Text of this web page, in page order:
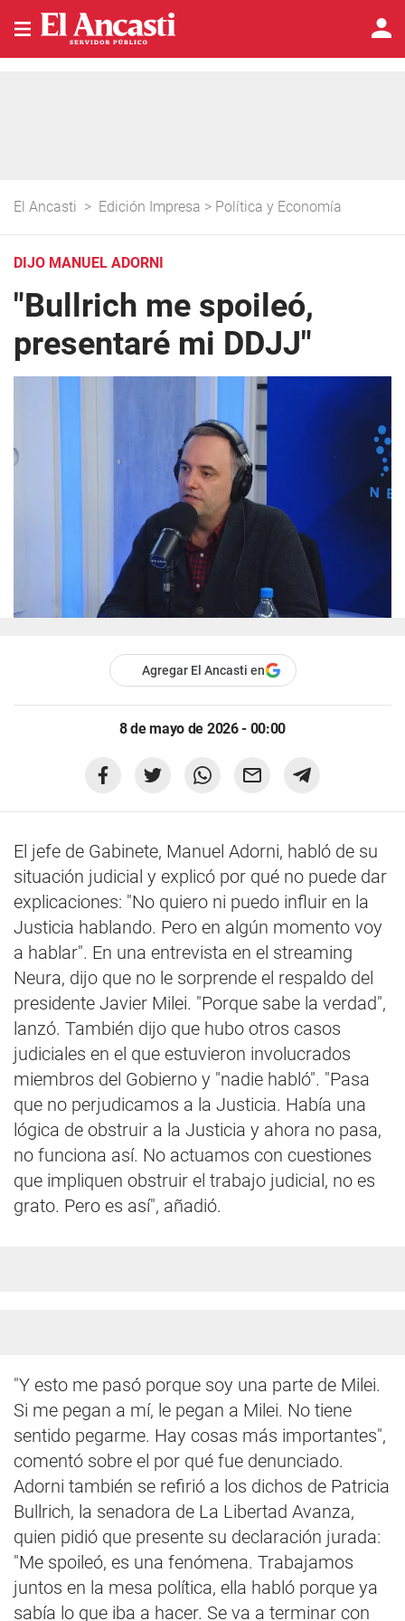
El Ancasti > Edición Impresa > Política y Economía
DIJO MANUEL ADORNI
"Bullrich me spoileó,
presentaré mi DDJJ"
Agregar El Ancasti en
8 de mayo de 2026 - 00:00
El jefe de Gabinete, Manuel Adorni, habló de su
situación judicial y explicó por qué no puede dar
explicaciones: "No quiero ni puedo influir en la
Justicia hablando. Pero en algún momento voy
a hablar". En una entrevista en el streaming
Neura, dijo que no le sorprende el respaldo del
presidente Javier Milei. "Porque sabe la verdad",
lanzó. También dijo que hubo otros casos
judiciales en el que estuvieron involucrados
miembros del Gobierno y "nadie habló". "Pasa
que no perjudicamos a la Justicia. Había una
lógica de obstruir a la Justicia y ahora no pasa,
no funciona así. No actuamos con cuestiones
que impliquen obstruir el trabajo judicial, no es
grato. Pero es así", añadió.
"Y esto me pasó porque soy una parte de Milei.
Si me pegan a mí, le pegan a Milei. No tiene
sentido pegarme. Hay cosas más importantes",
comentó sobre el por qué fue denunciado.
Adorni también se refirió a los dichos de Patricia
Bullrich, la senadora de La Libertad Avanza,
quien pidió que presente su declaración jurada:
"Me spoileó, es una fenómena. Trabajamos
juntos en la mesa política, ella habló porque ya
sabía lo que iba a hacer. Se va a terminar con